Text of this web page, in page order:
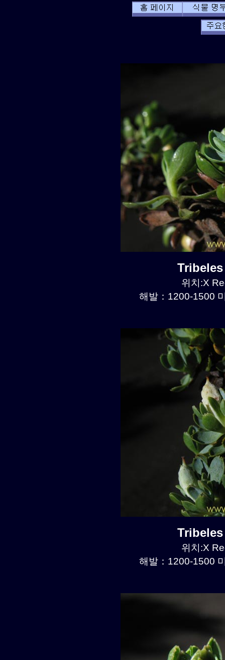
위치:X
해발：1200-1500
위치:X
해발：1200-1500